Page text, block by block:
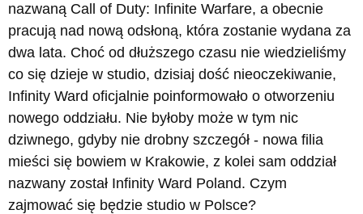
nazwaną Call of Duty: Infinite Warfare, a obecnie
pracują nad nową odsłoną, która zostanie wydana za
dwa lata. Choć od dłuższego czasu nie wiedzieliśmy
co się dzieje w studio, dzisiaj dość nieoczekiwanie,
Infinity Ward oficjalnie poinformowało o otworzeniu
nowego oddziału. Nie byłoby może w tym nic
dziwnego, gdyby nie drobny szczegół - nowa filia
mieści się bowiem w Krakowie, z kolei sam oddział
nazwany został Infinity Ward Poland. Czym
zajmować się będzie studio w Polsce?